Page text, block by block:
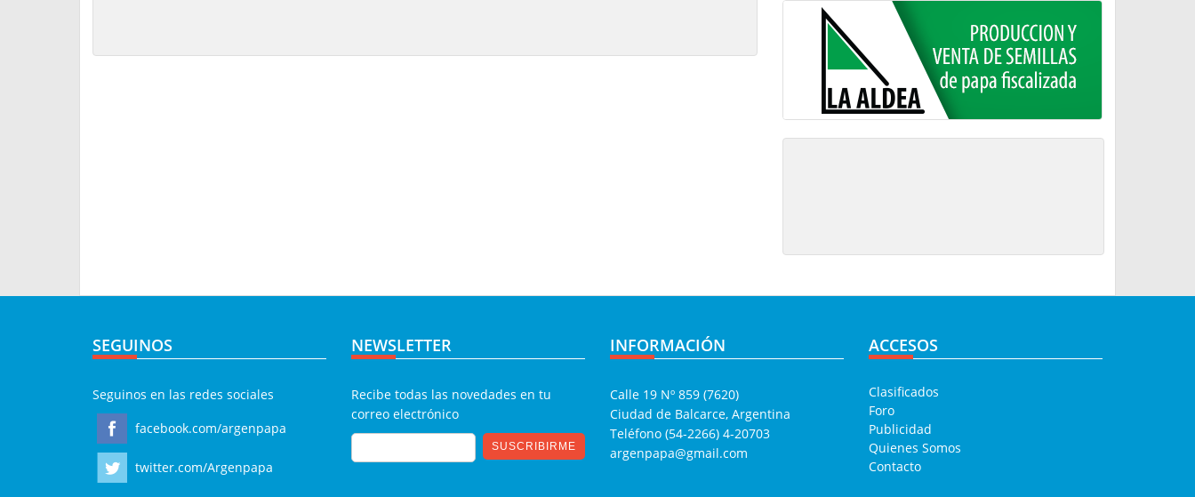
SEGUINOS
Seguinos en las redes sociales
facebook.com/argenpapa
twitter.com/Argenpapa
NEWSLETTER
Recibe todas las novedades en tu
correo electrónico
INFORMACIÓN
Calle 19 Nº 859 (7620)
Ciudad de Balcarce, Argentina
Teléfono (54-2266) 4-20703
argenpapa@gmail.com
ACCESOS
Clasificados
Foro
Publicidad
Quienes Somos
Contacto